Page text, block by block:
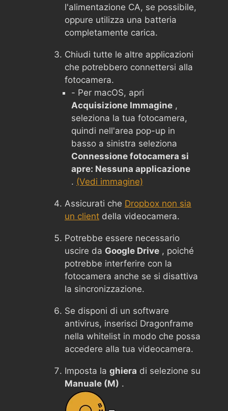
l'alimentazione CA, se possibile,
oppure utilizza una batteria
completamente carica.
Chiudi tutte le altre applicazioni
che potrebbero connettersi alla
fotocamera.
- Per macOS, apri
Acquisizione Immagine ,
seleziona la tua fotocamera,
quindi nell'area pop-up in
basso a sinistra seleziona
Connessione fotocamera si
apre: Nessuna applicazione
. (Vedi immagine)
Assicurati che Dropbox non sia
un client della videocamera.
Potrebbe essere necessario
uscire da Google Drive , poiché
potrebbe interferire con la
fotocamera anche se si disattiva
la sincronizzazione.
Se disponi di un software
antivirus, inserisci Dragonframe
nella whitelist in modo che possa
accedere alla tua videocamera.
Imposta la ghiera di selezione su
Manuale (M) .